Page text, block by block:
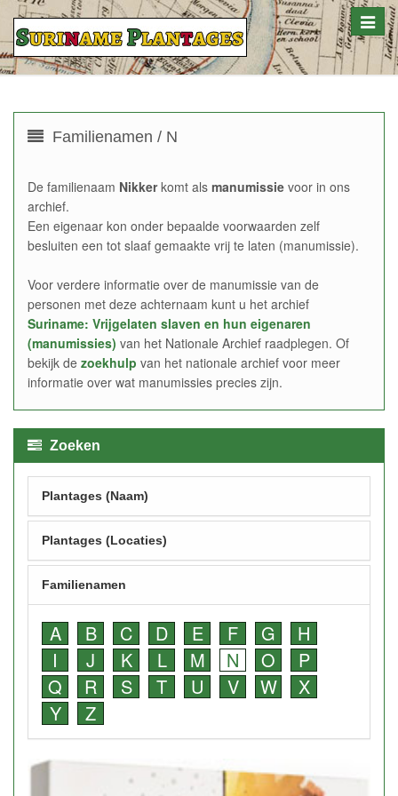
Toggle
Familienamen / N
De familienaam Nikkerkomt als manumissie voor in ons
archief.
Een eigenaar kon onder bepaalde voorwaarden zelf
besluiten een tot slaaf gemaakte vrij te laten (manumissie).
Voor verdere informatie over de manumissie van de
personen met deze achternaam kunt u het archief
Suriname: Vrijgelaten slaven en hun eigenaren
(manumissies) van het Nationale Archief raadplegen. Of
bekijk de zoekhulp van het nationale archief voor meer
informatie over wat manumissies precies zijn.
Zoeken
Plantages (Naam)
Plantages (Locaties)
Familienamen
A B C D E F G
H
I
J K L M N O
P
Q
R S T U V W
X
Y
Z